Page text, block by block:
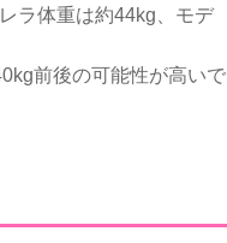
ラ体重は約44kg、モデ
前後の可能性が高いで